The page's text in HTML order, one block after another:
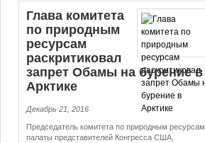
Глава комитета
по природным
ресурсам
раскритиковал
запрет Обамы на бурение в
Арктике
Декабрь 21, 2016
Председатель комитета по природным ресурсам
палаты представителей Конгресса США,